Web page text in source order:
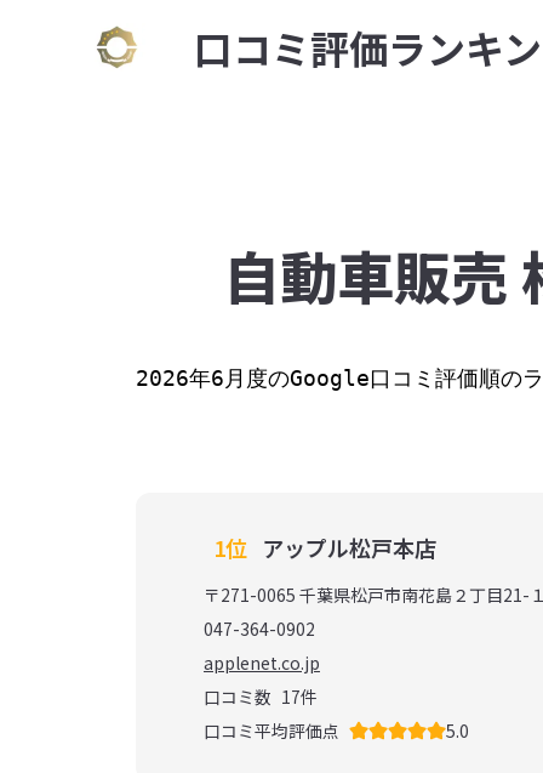
⼝コミ評価ランキ
自動車販売
2026年6月度のGoogle口コミ評価順の
1位 アップル松戸本店
〒271-0065 千葉県松戸市南花島２丁目21-
047-364-0902
applenet.co.jp
口コミ数 17件
口コミ平均評価点
5.0